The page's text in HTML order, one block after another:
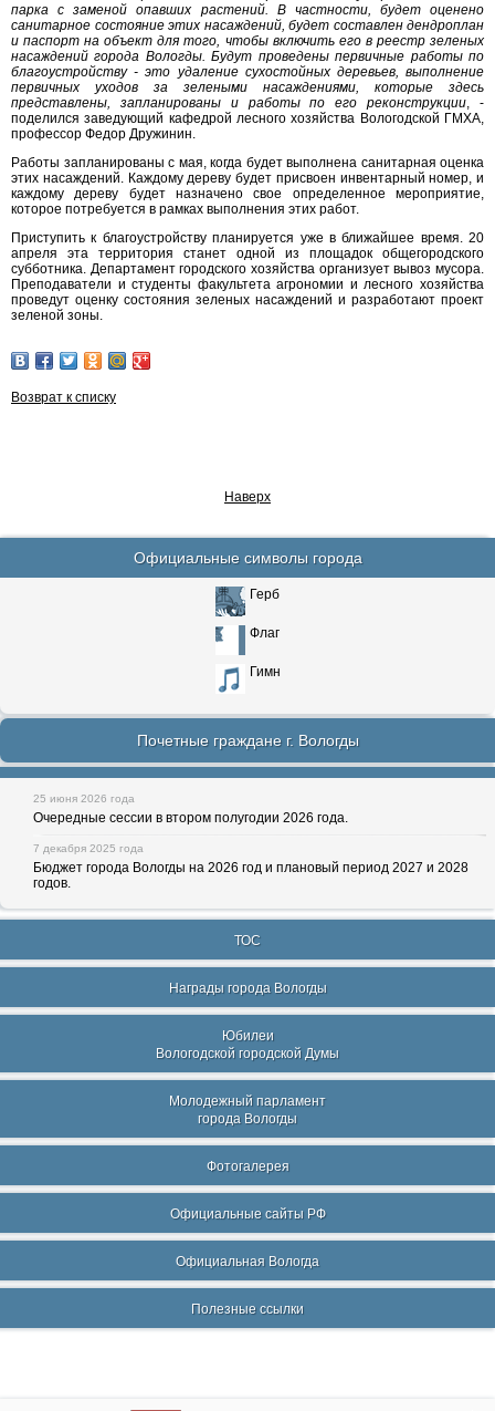
парка с заменой опавших растений. В частности, будет оценено
санитарное состояние этих насаждений, будет составлен дендроплан
и паспорт на объект для того, чтобы включить его в реестр зеленых
насаждений города Вологды. Будут проведены первичные работы по
благоустройству - это удаление сухостойных деревьев, выполнение
первичных уходов за зелеными насаждениями, которые здесь
представлены, запланированы и работы по его реконструкции, -
поделился заведующий кафедрой лесного хозяйства Вологодской ГМХА,
профессор Федор Дружинин.
Работы запланированы с мая, когда будет выполнена санитарная оценка
этих насаждений. Каждому дереву будет присвоен инвентарный номер, и
каждому дереву будет назначено свое определенное мероприятие,
которое потребуется в рамках выполнения этих работ.
Приступить к благоустройству планируется уже в ближайшее время. 20
апреля эта территория станет одной из площадок общегородского
субботника. Департамент городского хозяйства организует вывоз мусора.
Преподаватели и студенты факультета агрономии и лесного хозяйства
проведут оценку состояния зеленых насаждений и разработают проект
зеленой зоны.
Возврат к списку
Наверх
Официальные символы города
Герб
Флаг
Гимн
Почетные граждане г. Вологды
25 июня 2026 года
Очередные сессии в втором полугодии 2026 года.
7 декабря 2025 года
Бюджет города Вологды на 2026 год и плановый период 2027 и 2028
годов.
ТОС
Награды города Вологды
Юбилеи
Вологодской городской Думы
Молодежный парламент
города Вологды
Фотогалерея
Официальные сайты РФ
Официальная Вологда
Полезные ссылки